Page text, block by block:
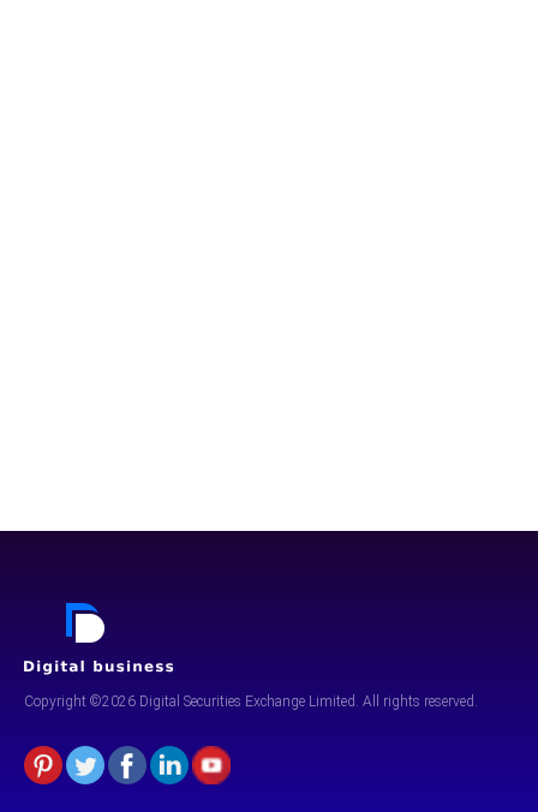
Copyright ©2026 Digital Securities Exchange Limited. All rights reserved.